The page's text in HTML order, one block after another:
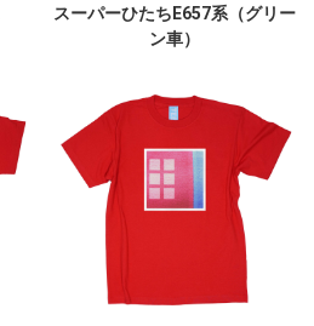
スーパーひたちE657系（グリー
ン車）